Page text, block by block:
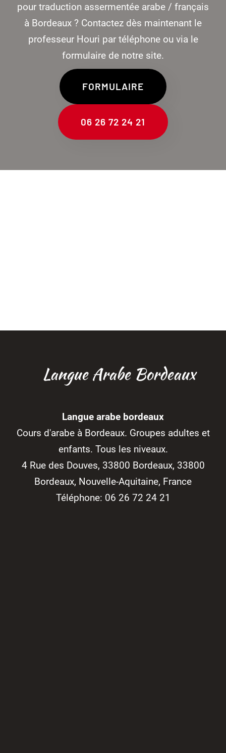
pour traduction assermentée arabe / français
à Bordeaux ? Contactez dès maintenant le
professeur Houri par téléphone ou via le
formulaire de notre site.
FORMULAIRE
06 26 72 24 21
Langue Arabe Bordeaux
Langue arabe bordeaux
Cours d'arabe à Bordeaux. Groupes adultes et
enfants. Tous les niveaux.
4 Rue des Douves, 33800 Bordeaux, 33800
Bordeaux, Nouvelle-Aquitaine, France
Téléphone: 06 26 72 24 21